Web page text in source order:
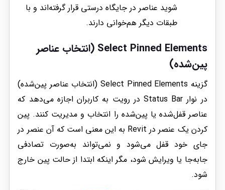
شوید عناصر در جایگاه درستی قرار گرفته‌اند و با
طبقات دیگر هم‌خوانی دارند.
Select Pinned Elements (انتخاب عناصر
پین‌شده)
گزینه Select Pinned Elements (انتخاب عناصر پین‌شده)
در نوار Status Bar در رویت به کاربران اجازه می‌دهد که
عناصر قفل‌شده یا پین‌شده را انتخاب و مدیریت کنند. پین
کردن یک عنصر در Revit به این معنی است که آن عنصر در
جای خود قفل می‌شود و نمی‌تواند به‌صورت تصادفی
جابه‌جا یا ویرایش شود، مگر اینکه ابتدا از حالت پین خارج
شود.